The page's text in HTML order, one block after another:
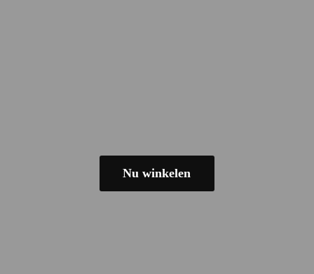
Nu winkelen